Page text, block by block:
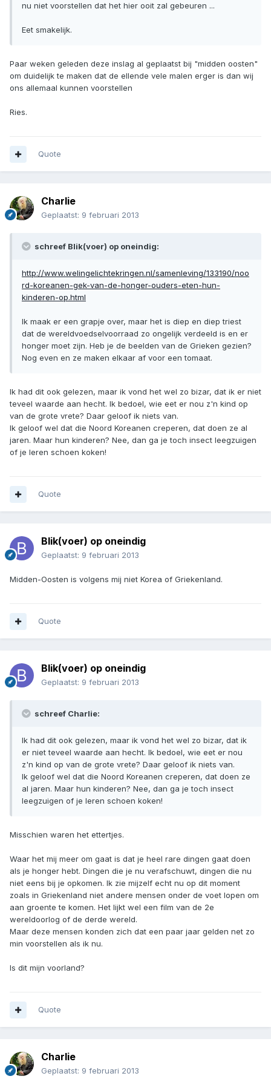
nu niet voorstellen dat het hier ooit zal gebeuren ...
Eet smakelijk.
Paar weken geleden deze inslag al geplaatst bij "midden oosten"
om duidelijk te maken dat de ellende vele malen erger is dan wij
ons allemaal kunnen voorstellen
Ries.
Quote
Charlie
Geplaatst: 9 februari 2013
schreef Blik(voer) op oneindig:
http://www.welingelichtekringen.nl/samenleving/133190/noo
rd-koreanen-gek-van-de-honger-ouders-eten-hun-
kinderen-op.html
Ik maak er een grapje over, maar het is diep en diep triest
dat de wereldvoedselvoorraad zo ongelijk verdeeld is en er
honger moet zijn. Heb je de beelden van de Grieken gezien?
Nog even en ze maken elkaar af voor een tomaat.
Ik had dit ook gelezen, maar ik vond het wel zo bizar, dat ik er niet
teveel waarde aan hecht. Ik bedoel, wie eet er nou z'n kind op
van de grote vrete? Daar geloof ik niets van.
Ik geloof wel dat die Noord Koreanen creperen, dat doen ze al
jaren. Maar hun kinderen? Nee, dan ga je toch insect leegzuigen
of je leren schoen koken!
Quote
Blik(voer) op oneindig
Geplaatst: 9 februari 2013
Midden-Oosten is volgens mij niet Korea of Griekenland.
Quote
Blik(voer) op oneindig
Geplaatst: 9 februari 2013
schreef Charlie:
Ik had dit ook gelezen, maar ik vond het wel zo bizar, dat ik
er niet teveel waarde aan hecht. Ik bedoel, wie eet er nou
z'n kind op van de grote vrete? Daar geloof ik niets van.
Ik geloof wel dat die Noord Koreanen creperen, dat doen ze
al jaren. Maar hun kinderen? Nee, dan ga je toch insect
leegzuigen of je leren schoen koken!
Misschien waren het ettertjes.
Waar het mij meer om gaat is dat je heel rare dingen gaat doen
als je honger hebt. Dingen die je nu verafschuwt, dingen die nu
niet eens bij je opkomen. Ik zie mijzelf echt nu op dit moment
zoals in Griekenland niet andere mensen onder de voet lopen om
aan groente te komen. Het lijkt wel een film van de 2e
wereldoorlog of de derde wereld.
Maar deze mensen konden zich dat een paar jaar gelden net zo
min voorstellen als ik nu.
Is dit mijn voorland?
Quote
Charlie
Geplaatst: 9 februari 2013